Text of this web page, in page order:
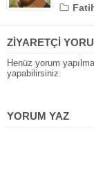
ZİYARETÇİ
Henüz yorum
yapabilirsiniz.
YORUM YAZ